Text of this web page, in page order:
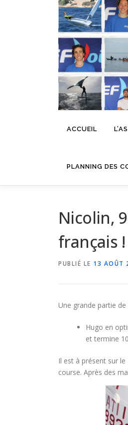
ACCUEIL
PLANNING DES
Nicolin,
français !
PUBLIÉ LE 13 AOÛT
Une grande partie
Hugo en
et termine
Il est à présent sur le
course. Après des